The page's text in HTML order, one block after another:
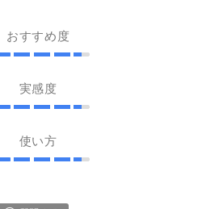
おすすめ度
実感度
使い方